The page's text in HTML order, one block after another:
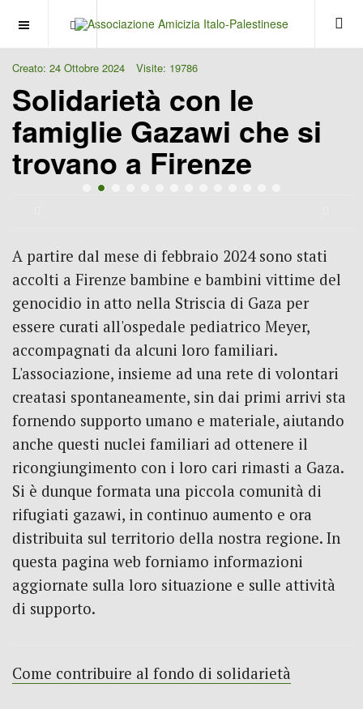
OFF CANVAS
Creato: 24 Ottobre 2024 Visite: 19786
Solidarietà con le
famiglie Gazawi che si
trovano a Firenze
A partire dal mese di febbraio 2024 sono stati
accolti a Firenze bambine e bambini vittime del
genocidio in atto nella Striscia di Gaza per
essere curati all'ospedale pediatrico Meyer,
accompagnati da alcuni loro familiari.
L'associazione, insieme ad una rete di volontari
creatasi spontaneamente, sin dai primi arrivi sta
fornendo supporto umano e materiale, aiutando
anche questi nuclei familiari ad ottenere il
ricongiungimento con i loro cari rimasti a Gaza.
Si è dunque formata una piccola comunità di
rifugiati gazawi, in continuo aumento e ora
distribuita sul territorio della nostra regione. In
questa pagina web forniamo informazioni
aggiornate sulla loro situazione e sulle attività
di supporto.
Come contribuire al fondo di solidarietà